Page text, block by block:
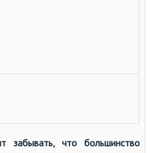
что большинство